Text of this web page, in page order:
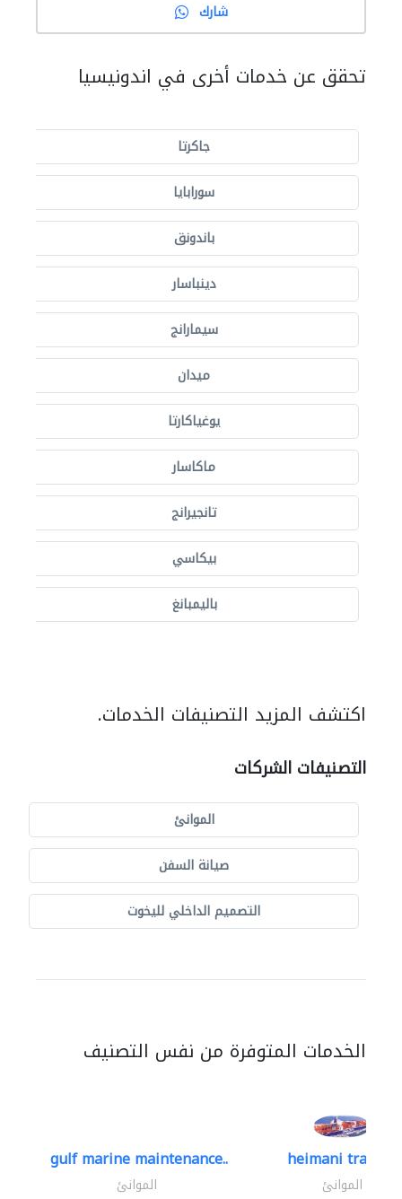
شارك
تحقق عن خدمات أخرى في اندونيسيا
جاكرتا
سورابايا
باندونق
دينباسار
سيمارانج
ميدان
يوغياكارتا
ماكاسار
تانجيرانج
بيكاسي
باليمبانغ
اكتشف المزيد التصنيفات الخدمات.
التصنيفات الشركات
الموانئ
صيانة السفن
التصميم الداخلي لليخوت
الخدمات المتوفرة من نفس التصنيف
gulf marine maintenance..
الموانئ
heimani trading
الموانئ